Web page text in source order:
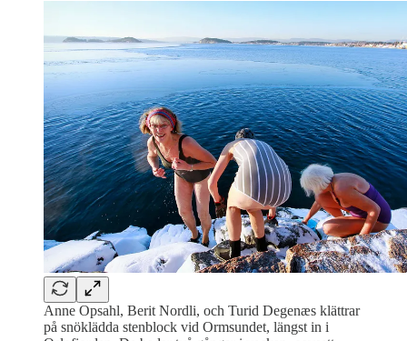
Anne Opsahl, Berit Nordli, och Turid Degenæs klättrar
på snöklädda stenblock vid Ormsundet, längst in i